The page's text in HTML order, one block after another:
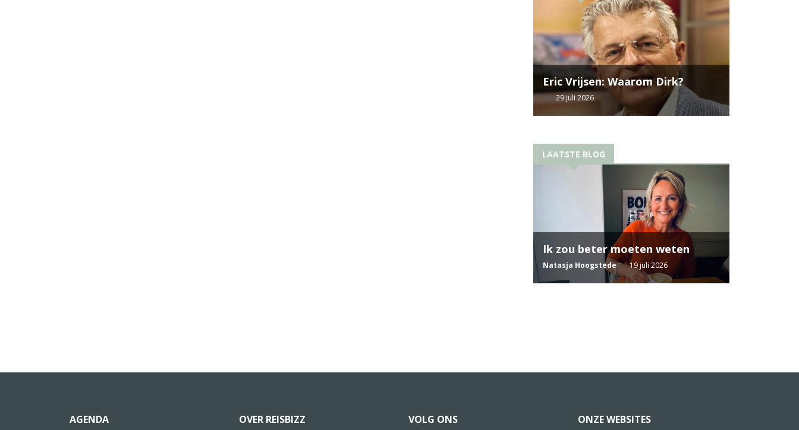
Eric Vrijsen: Waarom Dirk?
29 juli 2026
LAATSTE BLOG
Ik zou beter moeten weten
Natasja Hoogstede 19 juli 2026
AGENDA OVER REISBIZZ VOLG ONS ONZE WEBSITES